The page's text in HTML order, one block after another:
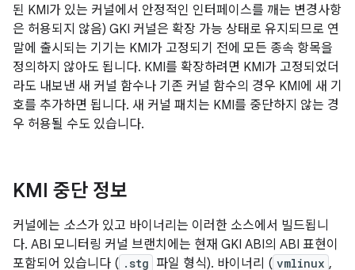
된 KMI가 있는 커널에서 안정적인 인터페이스를 깨는 변경사항
은 허용되지 않음) GKI 커널은 확장 가능 상태로 유지되므로 연
말에 출시되는 기기는 KMI가 고정되기 전에 모든 종속 항목을
정의하지 않아도 됩니다. KMI를 확장하려면 KMI가 고정되었더
라도 내보낸 새 커널 함수나 기존 커널 함수의 경우 KMI에 새 기
호를 추가하면 됩니다. 새 커널 패치는 KMI를 중단하지 않는 경
우 허용될 수도 있습니다.
KMI 중단 정보
커널에는 소스가 있고 바이너리는 이러한 소스에서 빌드됩니
다. ABI 모니터링 커널 브랜치에는 현재 GKI ABI의 ABI 표현이
포함되어 있습니다 ( .stg 파일 형식). 바이너리 ( vmlinux ,